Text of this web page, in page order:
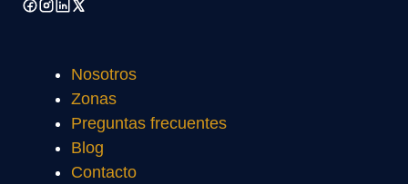
Nosotros
Zonas
Preguntas frecuentes
Blog
Contacto